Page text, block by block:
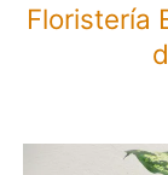
Floristería